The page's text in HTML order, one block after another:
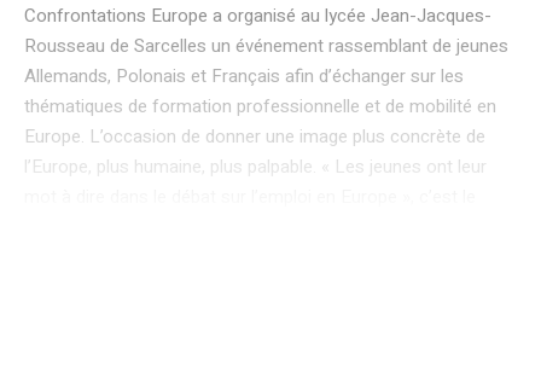
Confrontations Europe a organisé au lycée Jean-Jacques-
Rousseau de Sarcelles un événement rassemblant de jeunes
Allemands, Polonais et Français afin d’échanger sur les
thématiques de formation professionnelle et de mobilité en
Europe. L’occasion de donner une image plus concrète de
l’Europe, plus humaine, plus palpable. « Les jeunes ont leur